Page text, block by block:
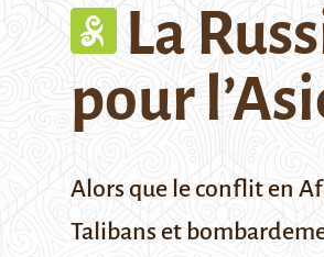
La
pour
Alors que le conflit en
Talibans et